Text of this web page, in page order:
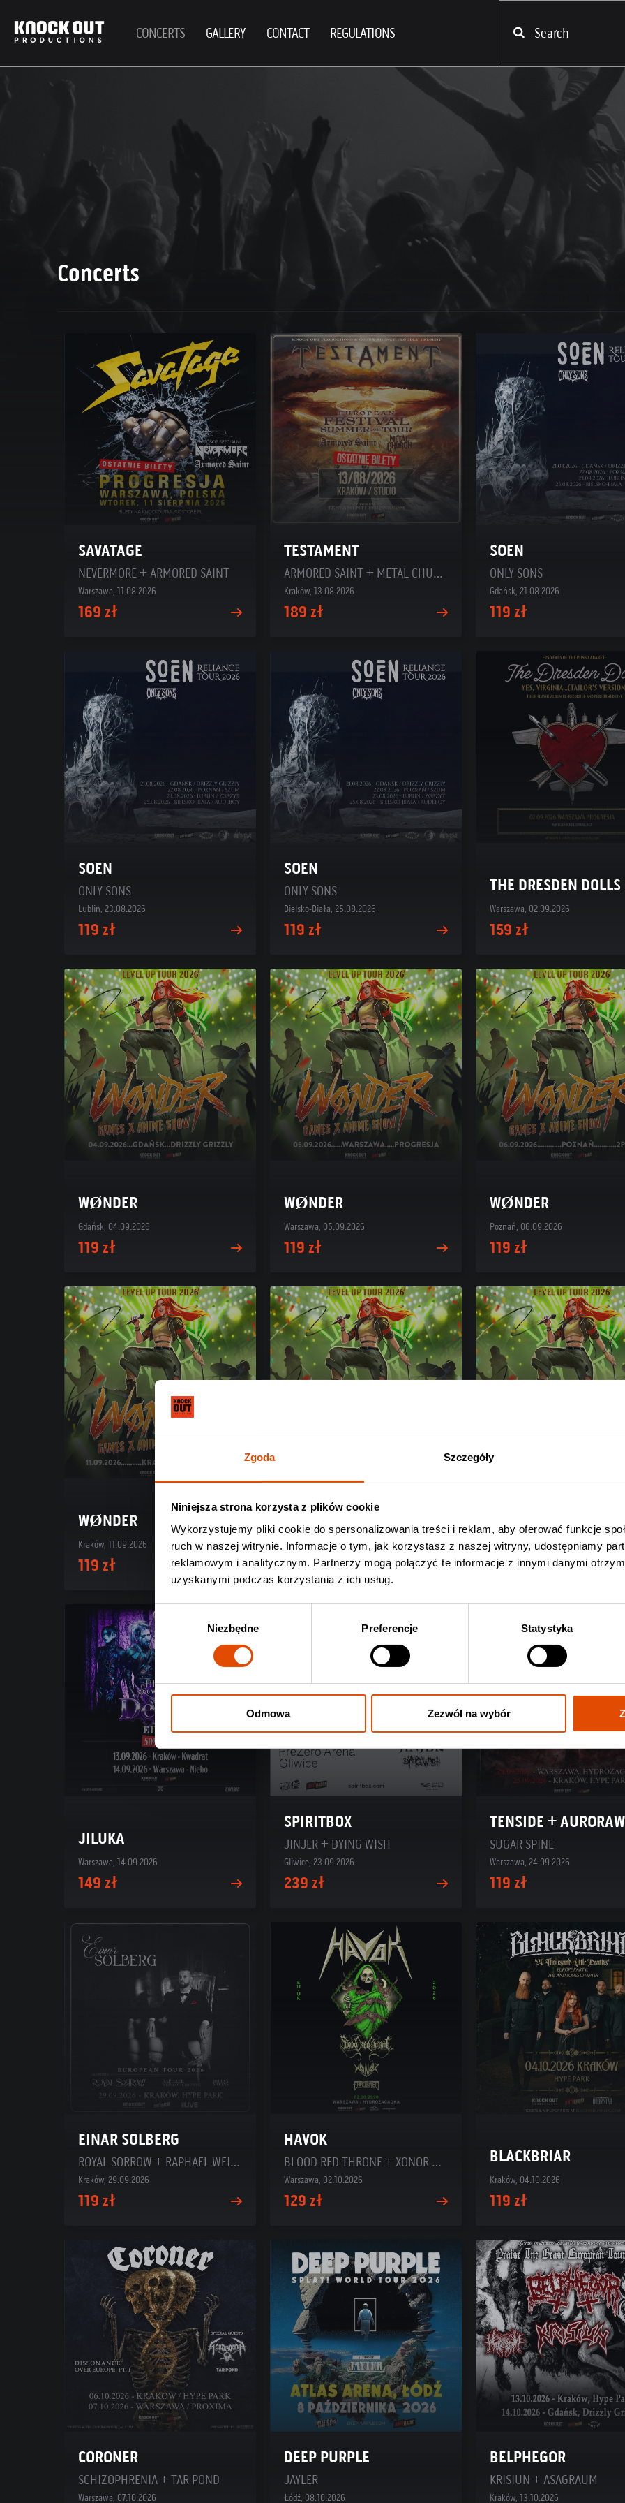
Zgoda Szczegóły
Niniejsza strona korzysta z plików cookie
Wykorzystujemy pliki cookie do spersonalizowania treści i reklam, aby oferować funkcje
ruch w naszej witrynie. Informacje o tym, jak korzystasz z naszej witryny, udostępniamy
reklamowym i analitycznym. Partnerzy mogą połączyć te informacje z innymi danymi
uzyskanymi podczas korzystania z ich usług.
Wybór
zgody
Niezbędne Preferencje Statystyka
Odmowa Zezwól na wybór
CONCERTS GALLERY CONTACT REGULATIONS
Concerts
SAVATAGE
NEVERMORE + ARMORED SAINT
Warszawa, 11.08.2026
169 zł
TESTAMENT
ARMORED SAINT + METAL CHURCH
Kraków, 13.08.2026
189 zł
SOEN
ONLY SONS
Gdańsk, 21.08.2026
119 zł
SOEN
ONLY SONS
Lublin, 23.08.2026
119 zł
SOEN
ONLY SONS
Bielsko-Biała, 25.08.2026
119 zł
THE DRESDEN DOLLS
Warszawa, 02.09.2026
159 zł
WØNDER
Gdańsk, 04.09.2026
119 zł
WØNDER
Warszawa, 05.09.2026
119 zł
WØNDER
Poznań, 06.09.2026
119 zł
WØNDER
Kraków, 11.09.2026
119 zł
WØNDER
Wrocław, 12.09.2026
119 zł
WØNDER
Lublin, 13.09.2026
119 zł
JILUKA
Warszawa, 14.09.2026
149 zł
SPIRITBOX
JINJER + DYING WISH
Gliwice, 23.09.2026
239 zł
TENSIDE +
SUGAR SPINE
Warszawa, 24.09.2026
119 zł
EINAR SOLBERG
ROYAL SORROW + RAPHAEL WEINROTH-BROWNE + JOVIAN MOONS
Kraków, 29.09.2026
119 zł
HAVOK
BLOOD RED THRONE + XONOR + ERADIKATED
Warszawa, 02.10.2026
129 zł
BLACKBRIAR
Kraków, 04.10.2026
119 zł
CORONER
SCHIZOPHRENIA + TAR POND
Warszawa, 07.10.2026
DEEP PURPLE
JAYLER
Łódź, 08.10.2026
BELPHEGOR
KRISIUN + ASAGRAUM
Kraków, 13.10.2026